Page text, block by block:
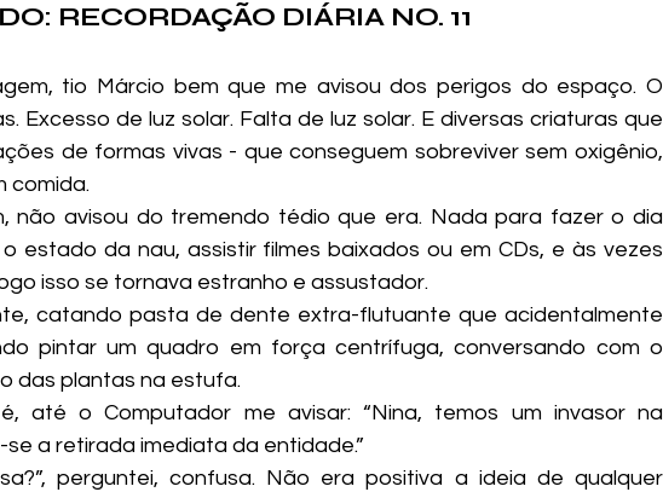
RECORDAÇÃO DIÁRIA NO. 11
tio Márcio bem que me avisou dos perigos do espaço. O
Excesso de luz solar. Falta de luz solar. E diversas criaturas que
de formas vivas - que conseguem sobreviver sem oxigênio,
comida.
estado da nau, assistir filmes baixados ou em CDs, e às vezes
isso se tornava estranho e assustador.
pintar um quadro em força centrífuga, conversando com o
das plantas na estufa.
a retirada imediata da entidade.”